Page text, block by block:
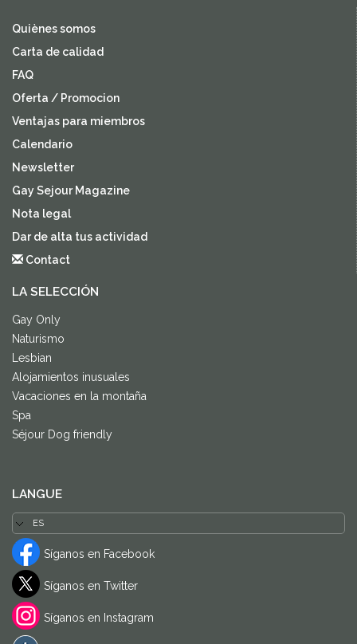
Quiènes somos
Carta de calidad
FAQ
Oferta / Promocion
Ventajas para miembros
Calendario
Newsletter
Gay Sejour Magazine
Nota legal
Dar de alta tus actividad
Contact
LA SELECCIÓN
Gay Only
Naturismo
Lesbian
Alojamientos inusuales
Vacaciones en la montaña
Spa
Séjour Dog friendly
LANGUE
Síganos en Facebook
Síganos en Twitter
Síganos en Instagram